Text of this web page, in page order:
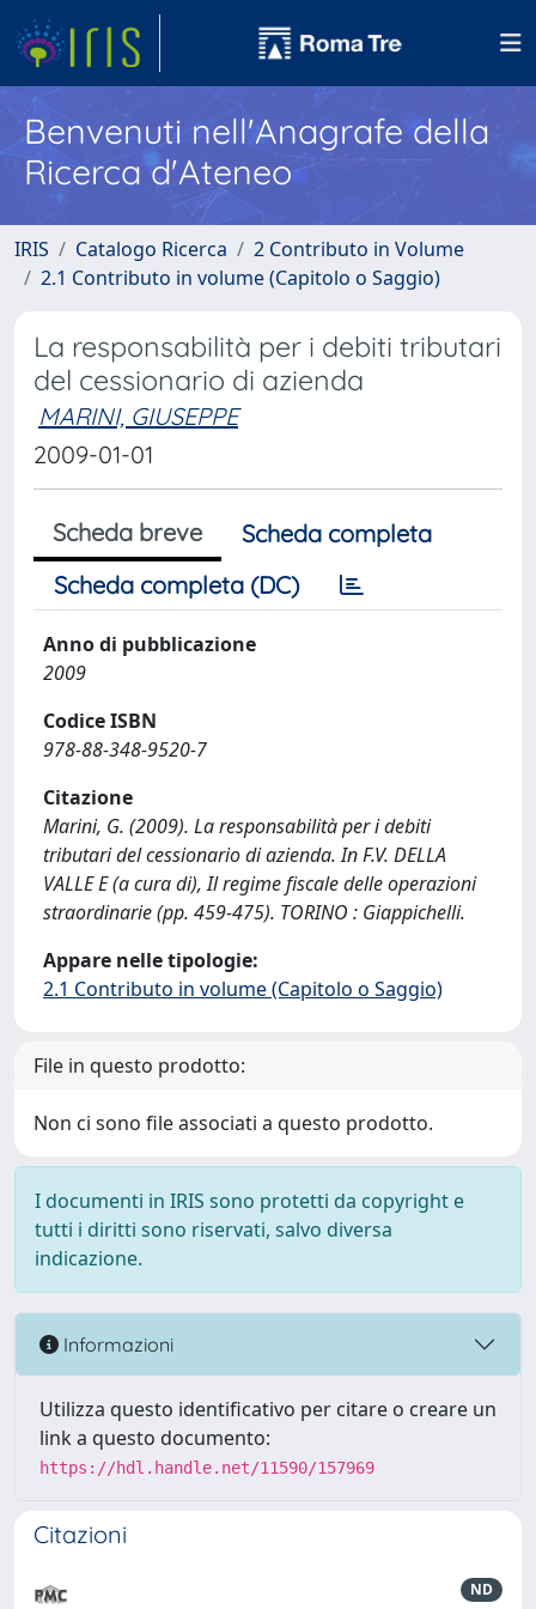
Benvenuti nell'Anagrafe della
Ricerca d'Ateneo
IRIS Catalogo Ricerca
2 Contributo in Volume
2.1 Contributo in volume (Capitolo o Saggio)
La responsabilità per i debiti tributari
del cessionario di azienda
MARINI, GIUSEPPE
2009-01-01
Scheda breve
Scheda completa
Scheda completa (DC)
Anno di pubblicazione
2009
Codice ISBN
978-88-348-9520-7
Citazione
Marini, G. (2009). La responsabilità per i debiti
tributari del cessionario di azienda. In F.V. DELLA
VALLE E (a cura di), Il regime fiscale delle operazioni
straordinarie (pp. 459-475). TORINO : Giappichelli.
Appare nelle tipologie:
2.1 Contributo in volume (Capitolo o Saggio)
File in questo prodotto:
Non ci sono file associati a questo prodotto.
I documenti in IRIS sono protetti da copyright e
tutti i diritti sono riservati, salvo diversa
indicazione.
Informazioni
Utilizza questo identificativo per citare o creare un
link a questo documento:
https://hdl.handle.net/11590/157969
Citazioni
ND